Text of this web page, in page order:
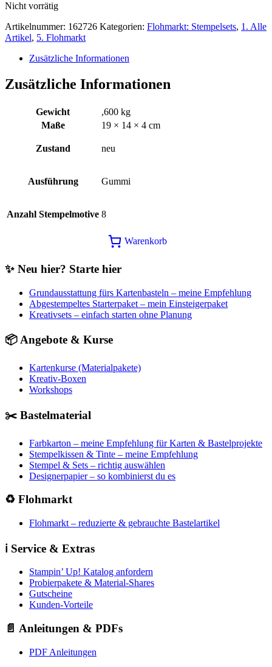
war:
Nicht vorrätig
Artikelnummer: 162726 Kategorien: Flohmarkt: Stempelsets, 1. Alle
Artikel, 5. Flohmarkt
Zusätzliche Informationen
Zusätzliche Informationen
Gewicht
,600 kg
Maße
19 × 14 × 4 cm
Zustand neu
Ausführung Gummi
Anzahl Stempelmotive 8
Warenkorb
✨ Neu hier? Starte hier
Grundausstattung fürs Kartenbasteln – meine Empfehlung
Abgestempeltes Starterpaket – mein Einsteigerpaket
Kreativsets – einfach starten ohne Planung
📦 Angebote & Kurse
Kartenkurse (Materialpakete)
Kreativ-Boxen
Workshops
✂️ Bastelmaterial
Farbkarton – meine Empfehlung für Karten & Bastelprojekte
Stempelkissen & Tinte – meine Empfehlung
Stempel & Sets – richtig auswählen
Designerpapier – so kombinierst du es
♻️ Flohmarkt
Flohmarkt – reduzierte & gebrauchte Bastelartikel
ℹ️ Service & Extras
Stampin’ Up! Katalog anfordern
Probierpakete & Material-Shares
Gutscheine
Kunden-Vorteile
📄 Anleitungen & PDFs
PDF Anleitungen